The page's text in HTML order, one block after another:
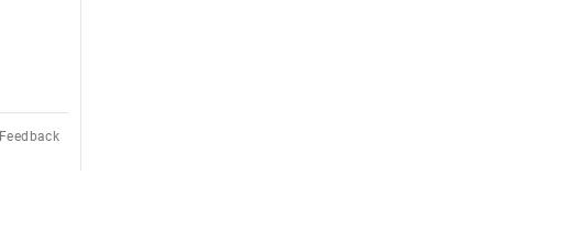
Feedback